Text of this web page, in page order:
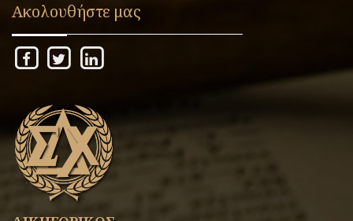
Ακολουθήστε μας